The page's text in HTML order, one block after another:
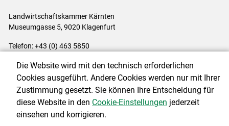
Landwirtschaftskammer Kärnten
Museumgasse 5, 9020 Klagenfurt
Telefon: +43 (0) 463 5850
Impressum|Kontakt|Datenschutzerklärung|Barrierefreiheit|
Cookie-Einstellungen
Die Website wird mit den technisch erforderlichen
Cookies ausgeführt. Andere Cookies werden nur mit Ihrer
Zustimmung gesetzt. Sie können Ihre Entscheidung für
diese Website in den Cookie-Einstellungen jederzeit
einsehen und korrigieren.